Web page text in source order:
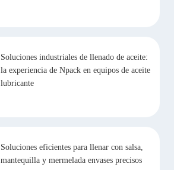
Soluciones industriales de llenado de aceite:
la experiencia de Npack en equipos de aceite
lubricante
Soluciones eficientes para llenar con salsa,
mantequilla y mermelada envases precisos